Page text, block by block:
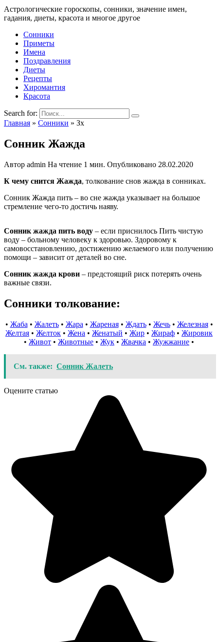
Астрологические гороскопы, сонники, значение имен,
гадания, диеты, красота и многое другое
Сонники
Приметы
Имена
Поздравления
Диеты
Рецепты
Хиромантия
Красота
Search for:
Главная » Сонники » Зх
Сонник Жажда
Автор admin На чтение 1 мин. Опубликовано 28.02.2020
К чему снится Жажда, толкование снов жажда в сонниках.
Сонник Жажда пить – во сне жажда указывает на большое
стремление чего-то достичь наяву.
Сонник жажда пить воду – если приснилось Пить чистую
воду – больному человеку к здоровью. Здоровому к
самовосстановлению, достижению желаемого или получению
помощи – зависит от деталей во сне.
Сонник жажда крови – предстоящий риск потерять очень
важные связи.
Сонники толкование:
• Жаба • Жалеть• Жара • Жареная• Ждать• Жечь• Железная•
Желтая • Желток • Жена • Женатый • Жир • Жираф • Жировик
• Живот • Животные • Жук • Жвачка • Жужжание •
См. также: Сонник Жалеть
Оцените статью